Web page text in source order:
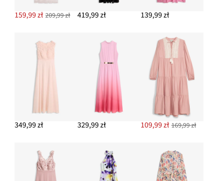
159,99 zł 209,99 zł 419,99 zł 139,99 zł
349,99 zł 329,99 zł 109,99 zł 169,99 zł